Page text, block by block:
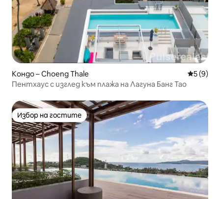
Кондо – Choeng Thale Средна
5 (9)
Пентхаус с изглед към плажа на Лагуна Банг Тао
Избор на гостите
Избор на гостите